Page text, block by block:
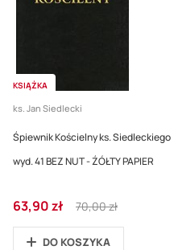
KSIĄŻKA
ks. Jan Siedlecki
Śpiewnik Kościelny ks. Siedleckiego
wyd. 41 BEZ NUT - ŹÓŁTY PAPIER
Cena
promocyjna
63,90 zł
Regular
Price
70,00 zł
DO KOSZYKA